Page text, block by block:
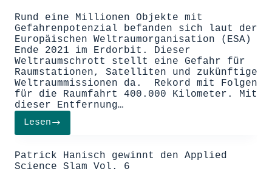
Rund eine Millionen Objekte mit
Gefahrenpotenzial befanden sich laut der
Europäischen Weltraumorganisation (ESA)
Ende 2021 im Erdorbit. Dieser
Weltraumschrott stellt eine Gefahr für
Raumstationen, Satelliten und zukünftige
Weltraummissionen da. Rekord mit Folgen
für die Raumfahrt 400.000 Kilometer. Mit
dieser Entfernung…
LesenWeltraumschrott:
Im
gibt
es
Patrick Hanisch gewinnt den Applied
Science Slam Vol. 6